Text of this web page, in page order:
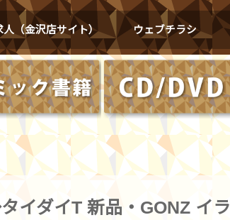
人（金沢店サイト） ウェブチラシ
イダイT 新品・GONZ イラ